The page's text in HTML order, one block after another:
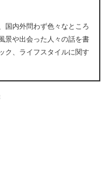
国内外問わず色々なところ
景や出会った人々の話を書
ク、ライフスタイルに関す